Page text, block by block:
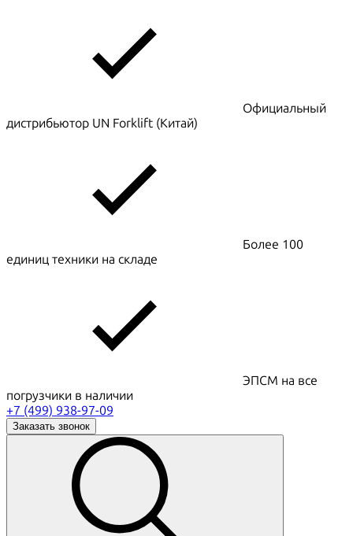
Официальный
дистрибьютор UN Forklift (Китай)
Более 100
единиц техники на складе
ЭПСМ на все
погрузчики в наличии
+7 (499) 938-97-09
Заказать звонок